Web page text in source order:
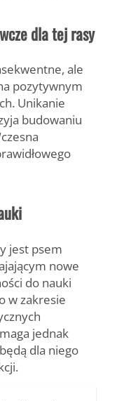
dla tej rasy
ale
pozytywnym
Unikanie
budowaniu
jest psem
nowe
do nauki
w zakresie
jednak
dla niego